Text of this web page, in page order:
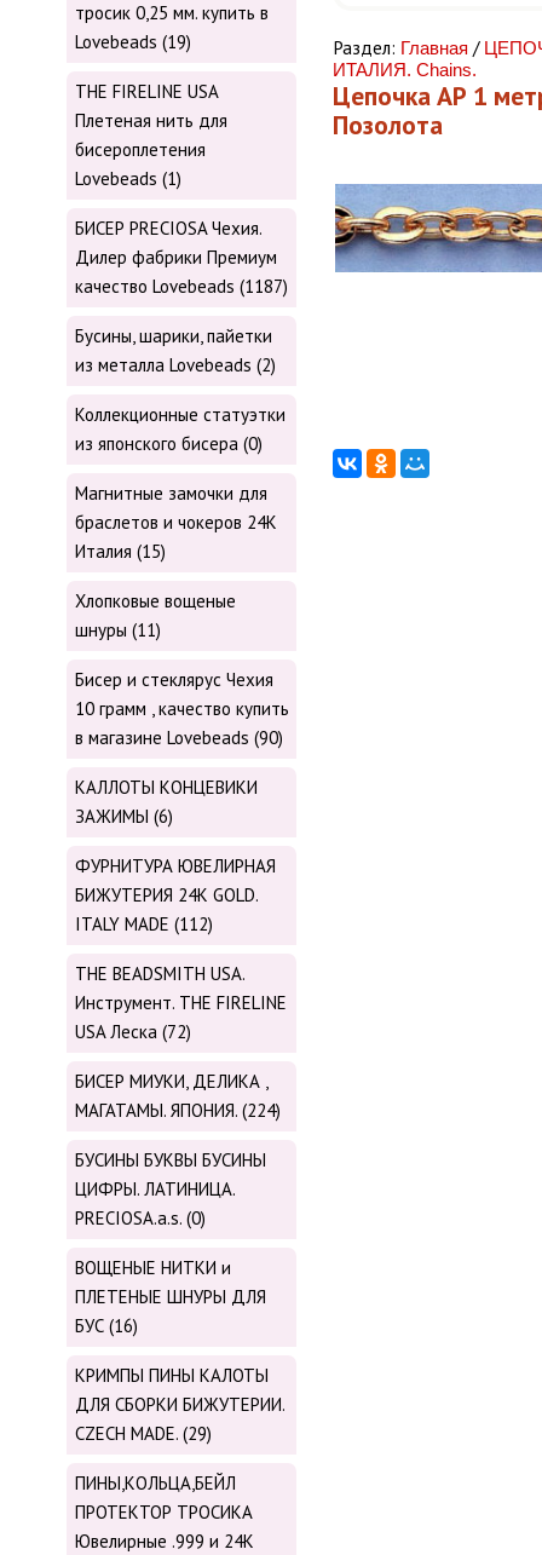
тросик 0,25 мм. купить в
Lovebeads (19)
THE FIRELINE USA
Плетеная нить для
бисероплетения
Lovebeads (1)
БИСЕР PRECIOSA Чехия.
Дилер фабрики Премиум
качество Lovebeads (1187)
Бусины, шарики, пайетки
из металла Lovebeads (2)
Коллекционные статуэтки
из японского бисера (0)
Магнитные замочки для
браслетов и чокеров 24К
Италия (15)
Хлопковые вощеные
шнуры (11)
Бисер и стеклярус Чехия
10 грамм , качество купить
в магазине Lovebeads (90)
КАЛЛОТЫ КОНЦЕВИКИ
ЗАЖИМЫ (6)
ФУРНИТУРА ЮВЕЛИРНАЯ
БИЖУТЕРИЯ 24К GOLD.
ITALY MADE (112)
THE BEADSMITH USA.
Инструмент. THE FIRELINE
USA Леска (72)
БИСЕР МИУКИ, ДЕЛИКА ,
МАГАТАМЫ. ЯПОНИЯ. (224)
БУСИНЫ БУКВЫ БУСИНЫ
ЦИФРЫ. ЛАТИНИЦА.
PRECIOSA.a.s. (0)
ВОЩЕНЫЕ НИТКИ и
ПЛЕТЕНЫЕ ШНУРЫ ДЛЯ
БУС (16)
КРИМПЫ ПИНЫ КАЛОТЫ
ДЛЯ СБОРКИ БИЖУТЕРИИ.
CZECH MADE. (29)
ПИНЫ,КОЛЬЦА,БЕЙЛ
ПРОТЕКТОР ТРОСИКА
Ювелирные .999 и 24К
Раздел: Главная /
ИТАЛИЯ. Chains.
Цепочка АР 1
Позолота